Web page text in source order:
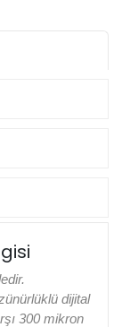
dijital
300 mikron